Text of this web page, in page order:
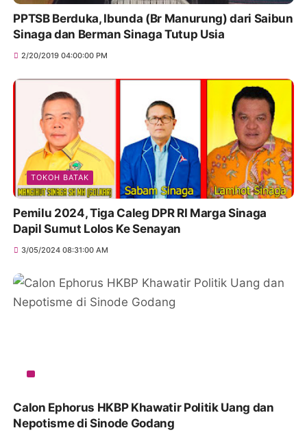
PPTSB Berduka, Ibunda (Br Manurung) dari Saibun
Sinaga dan Berman Sinaga Tutup Usia
2/20/2019 04:00:00 PM
TOKOH BATAK
Pemilu 2024, Tiga Caleg DPR RI Marga Sinaga
Dapil Sumut Lolos Ke Senayan
3/05/2024 08:31:00 AM
Calon Ephorus HKBP Khawatir Politik Uang dan
Nepotisme di Sinode Godang